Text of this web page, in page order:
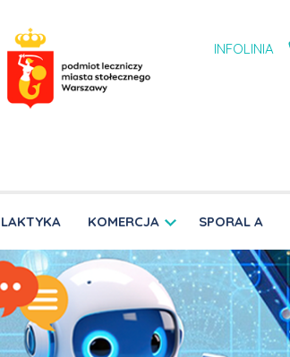
INFOLINIA
KOMERCJA SPORAL A